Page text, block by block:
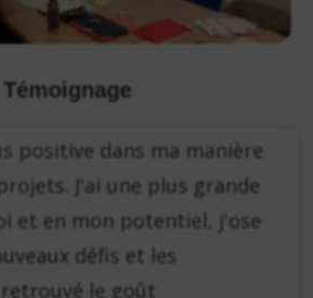
Témoignage
positive dans ma manière
J'ai une plus grande
et en mon potentiel, j'ose
défis et les
le goût